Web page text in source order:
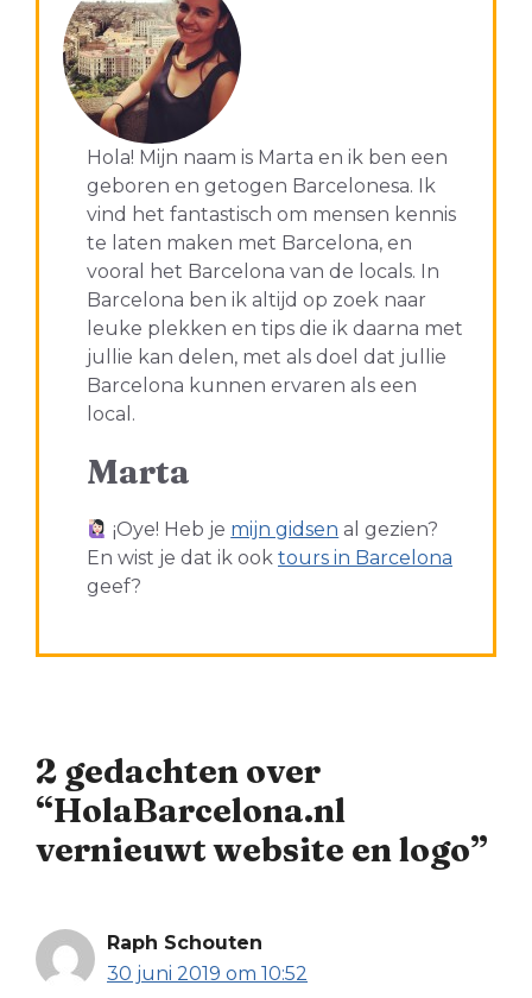
Hola! Mijn naam is Marta en ik ben een
geboren en getogen Barcelonesa. Ik
vind het fantastisch om mensen kennis
te laten maken met Barcelona, en
vooral het Barcelona van de locals. In
Barcelona ben ik altijd op zoek naar
leuke plekken en tips die ik daarna met
jullie kan delen, met als doel dat jullie
Barcelona kunnen ervaren als een
local.
Marta
¡Oye! Heb je mijn gidsen al gezien?
En wist je dat ik ook tours in Barcelona
geef?
2 gedachten over
“HolaBarcelona.nl
vernieuwt website en logo”
Raph Schouten
30 juni 2019 om 10:52